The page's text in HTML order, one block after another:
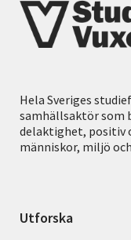
Hela Sveriges
samhällsaktör som
delaktighet, positiv
människor, miljö
Utforska